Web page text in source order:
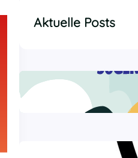
Aktuelle Posts
Anreise zur 2.
Essen mit dem
27 Juli, 2026
Sommercamp-